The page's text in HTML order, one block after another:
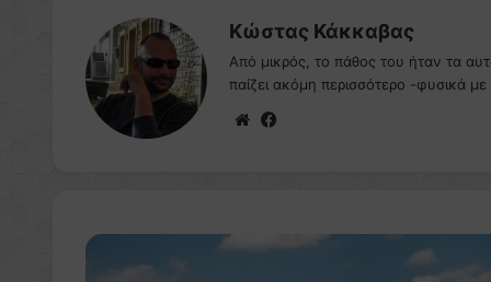
Κώστας Κάκκαβας
Από μικρός, το πάθος του ήταν τα
παίζει ακόμη περισσότερο -φυσικά
We